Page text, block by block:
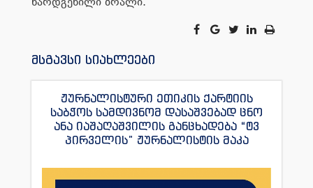
მსგავსი სიახლეები
ჟურნალისტური ეთიკის ქარტიის
საბჭოს სამდივნომ დასაშვებად ცნო
ანა იაშაღაშვილის განცხადება “ტვ
პირველის” ჟურნალისტის მაკა